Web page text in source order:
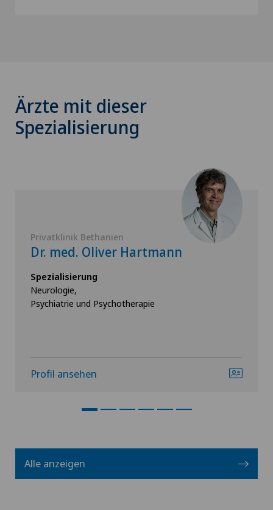
Ärzte mit dieser
Spezialisierung
Privatklinik Bethanien
Dr. med. Oliver Hartmann
Spezialisierung
Neurologie,
Psychiatrie und Psychotherapie
Profil ansehen
Alle anzeigen